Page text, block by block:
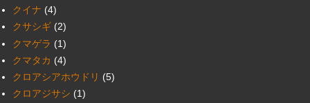
クイナ (4)
クサシギ (2)
クマゲラ (1)
クマタカ (4)
クロアシアホウドリ (5)
クロアジサシ (1)